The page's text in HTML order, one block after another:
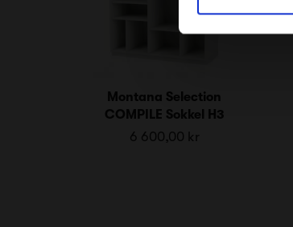
Montana Selection
COMPILE Sokkel H3
6 600,00 kr